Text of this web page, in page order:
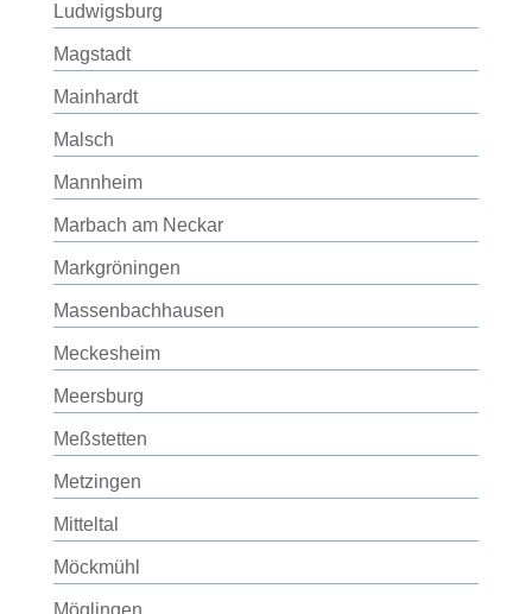
Ludwigsburg
Magstadt
Mainhardt
Malsch
Mannheim
Marbach am Neckar
Markgröningen
Massenbachhausen
Meckesheim
Meersburg
Meßstetten
Metzingen
Mitteltal
Möckmühl
Möglingen